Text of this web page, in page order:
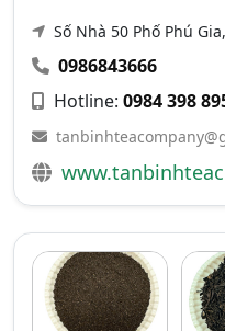
Số Nhà 50 Phố Phú
0986843666
Hotline: 0984 398